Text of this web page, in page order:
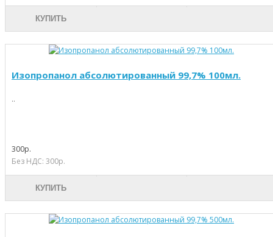
КУПИТЬ
Изопропанол абсолютированный 99,7% 100мл.
..
300р.
Без НДС: 300р.
КУПИТЬ